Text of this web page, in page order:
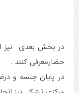
در بخش بعدی نیز
حضارمعرفی کنند .
در پایان جلسه و